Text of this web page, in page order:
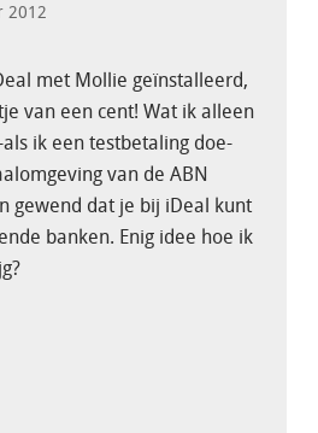
2012
met Mollie geïnstalleerd,
van een cent! Wat ik alleen
ik een testbetaling doe-
van de ABN
gewend dat je bij iDeal kunt
banken. Enig idee hoe ik